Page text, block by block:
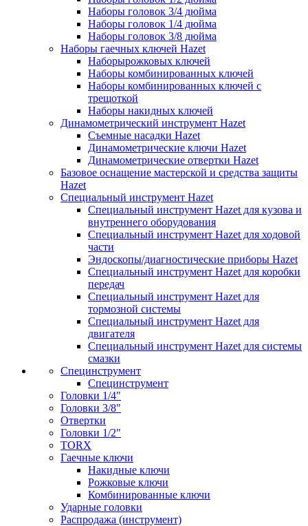
Наборы головок 3/4 дюйма
Наборы головок 1/4 дюйма
Наборы головок 3/8 дюйма
Наборы гаечных ключей Hazet
Наборырожковых ключей
Наборы комбинированных ключей
Наборы комбинированных ключей с
трещоткой
Наборы накидных ключей
Динамометрический инструмент Hazet
Съемные насадки Hazet
Динамометрические ключи Hazet
Динамометрические отвертки Hazet
Базовое оснащение мастерской и средства защиты
Hazet
Специальный инструмент Hazet
Специальный инструмент Hazet для кузова и
внутреннего оборудования
Специальный инструмент Hazet для ходовой
части
Эндоскопы/диагностические приборы Hazet
Специальный инструмент Hazet для коробки
передач
Специальный инструмент Hazet для
тормозной системы
Специальный инструмент Hazet для
двигателя
Специальный инструмент Hazet для системы
смазки
Специнструмент
Специнструмент
Головки 1/4"
Головки 3/8"
Отвертки
Головки 1/2"
TORX
Гаечные ключи
Накидные ключи
Рожковые ключи
Комбинированные ключи
Ударные головки
Распродажа (инструмент)